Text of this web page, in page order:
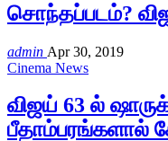
சொந்தப்படம்?
admin Apr 30, 2019
Cinema News
விஜய் 63 ல்
பீதாம்பரங்களால்